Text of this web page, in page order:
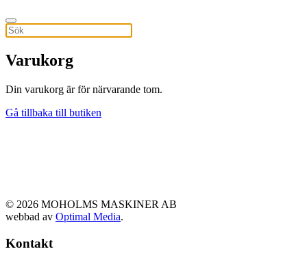
Varukorg
Din varukorg är för närvarande tom.
Gå tillbaka till butiken
© 2026 MOHOLMS MASKINER AB
webbad av Optimal Media.
Kontakt